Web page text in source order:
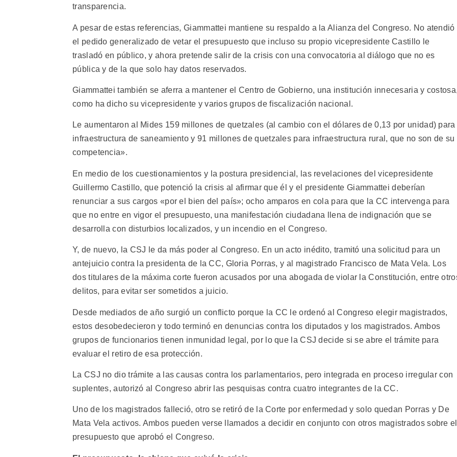
transparencia.
A pesar de estas referencias, Giammattei mantiene su respaldo a la Alianza del Congreso. No atendió
el pedido generalizado de vetar el presupuesto que incluso su propio vicepresidente Castillo le
trasladó en público, y ahora pretende salir de la crisis con una convocatoria al diálogo que no es
pública y de la que solo hay datos reservados.
Giammattei también se aferra a mantener el Centro de Gobierno, una institución innecesaria y
como ha dicho su vicepresidente y varios grupos de fiscalización nacional.
Le aumentaron al Mides 159 millones de quetzales (al cambio con el dólares de 0,13 por unidad) para
infraestructura de saneamiento y 91 millones de quetzales para infraestructura rural, que no son de su
competencia».
En medio de los cuestionamientos y la postura presidencial, las revelaciones del vicepresidente
Guillermo Castillo, que potenció la crisis al afirmar que él y el presidente Giammattei deberían
renunciar a sus cargos «por el bien del país»; ocho amparos en cola para que la CC intervenga para
que no entre en vigor el presupuesto, una manifestación ciudadana llena de indignación que se
desarrolla con disturbios localizados, y un incendio en el Congreso.
Y, de nuevo, la CSJ le da más poder al Congreso. En un acto inédito, tramitó una solicitud para un
antejuicio contra la presidenta de la CC, Gloria Porras, y al magistrado Francisco de Mata Vela. Los
dos titulares de la máxima corte fueron acusados por una abogada de violar la Constitución, entre
delitos, para evitar ser sometidos a juicio.
Desde mediados de año surgió un conflicto porque la CC le ordenó al Congreso elegir magistrados,
estos desobedecieron y todo terminó en denuncias contra los diputados y los magistrados. Ambos
grupos de funcionarios tienen inmunidad legal, por lo que la CSJ decide si se abre el trámite para
evaluar el retiro de esa protección.
La CSJ no dio trámite a las causas contra los parlamentarios, pero integrada en proceso irregular con
suplentes, autorizó al Congreso abrir las pesquisas contra cuatro integrantes de la CC.
Uno de los magistrados falleció, otro se retiró de la Corte por enfermedad y solo quedan Porras y De
Mata Vela activos. Ambos pueden verse llamados a decidir en conjunto con otros magistrados sobre el
presupuesto que aprobó el Congreso.